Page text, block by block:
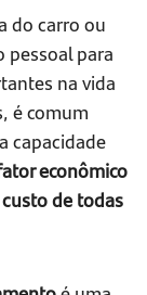
do carro ou
pessoal para
na vida
é comum
capacidade
econômico
de todas